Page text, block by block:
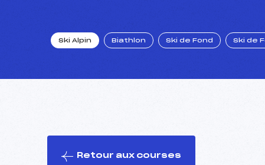
Ski Alpin Biathlon Ski de Fond Ski de
Retour aux courses